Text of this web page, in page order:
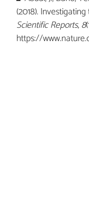
(2018).
Scientific Reports,8
https://